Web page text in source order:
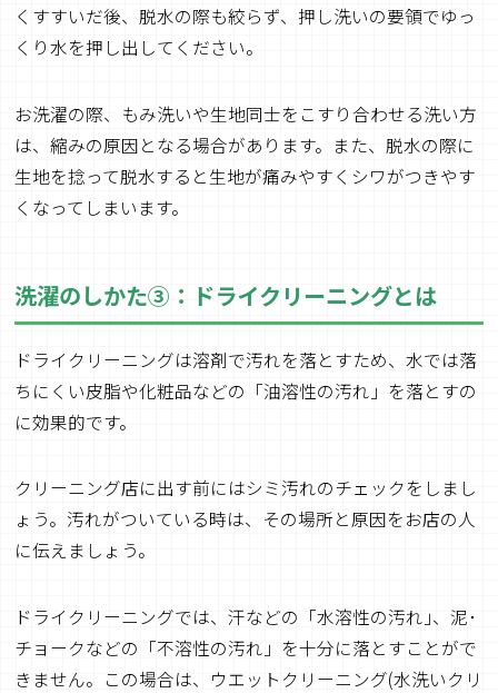
くすすいだ後、脱水の際も絞らず、押し洗いの要領でゆっ
くり水を押し出してください。
お洗濯の際、もみ洗いや生地同士をこすり合わせる洗い方
は、縮みの原因となる場合があります。また、脱水の際に
生地を捻って脱水すると生地が痛みやすくシワがつきやす
くなってしまいます。
洗濯のしかた③：ドライクリーニングとは
ドライクリーニングは溶剤で汚れを落とすため、水では落
ちにくい皮脂や化粧品などの「油溶性の汚れ」を落とすの
に効果的です。
クリーニング店に出す前にはシミ汚れのチェックをしまし
ょう。汚れがついている時は、その場所と原因をお店の人
に伝えましょう。
ドライクリーニングでは、汗などの「水溶性の汚れ｣、泥･
チョークなどの「不溶性の汚れ」を十分に落とすことがで
きません。この場合は、ウエットクリーニング(水洗いクリ